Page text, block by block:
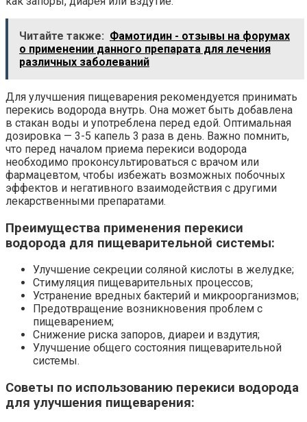
Читайте также: Фамотидин - отзывы на форумах
о применении данного препарата для лечения
различных заболеваний
Для улучшения пищеварения рекомендуется принимать
перекись водорода внутрь. Она может быть добавлена
в стакан воды и употреблена перед едой. Оптимальная
дозировка — 3-5 капель 3 раза в день. Важно помнить,
что перед началом приема перекиси водорода
необходимо проконсультироваться с врачом или
фармацевтом, чтобы избежать возможных побочных
эффектов и негативного взаимодействия с другими
лекарственными препаратами.
Преимущества применения перекиси
водорода для пищеварительной системы:
Улучшение секреции соляной кислоты в желудке;
Стимуляция пищеварительных процессов;
Устранение вредных бактерий и микроорганизмов;
Предотвращение возникновения проблем с
пищеварением;
Снижение риска запоров, диареи и вздутия;
Улучшение общего состояния пищеварительной
системы.
Советы по использованию перекиси водорода
для улучшения пищеварения: